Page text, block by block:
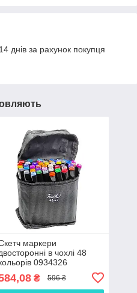
днів за рахунок покупця
маркери
в чохлі 48
0934326
₴ 596 ₴